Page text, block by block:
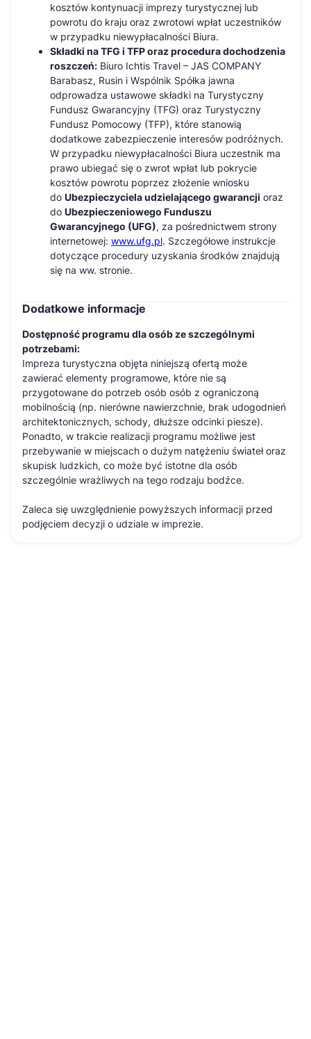
kosztów kontynuacji imprezy turystycznej lub
powrotu do kraju oraz zwrotowi wpłat uczestników
w przypadku niewypłacalności Biura.
Składki na TFG i TFP oraz procedura dochodzenia
roszczeń: Biuro Ichtis Travel – JAS COMPANY
Barabasz, Rusin i Wspólnik Spółka jawna
odprowadza ustawowe składki na Turystyczny
Fundusz Gwarancyjny (TFG) oraz Turystyczny
Fundusz Pomocowy (TFP), które stanowią
dodatkowe zabezpieczenie interesów podróżnych.
W przypadku niewypłacalności Biura uczestnik ma
prawo ubiegać się o zwrot wpłat lub pokrycie
kosztów powrotu poprzez złożenie wniosku
do Ubezpieczyciela udzielającego gwarancji oraz
do Ubezpieczeniowego Funduszu
Gwarancyjnego (UFG), za pośrednictwem strony
internetowej: www.ufg.pl. Szczegółowe instrukcje
dotyczące procedury uzyskania środków znajdują
się na ww. stronie.
Dodatkowe informacje
Dostępność programu dla osób ze szczególnymi
potrzebami:
Impreza turystyczna objęta niniejszą ofertą może
zawierać elementy programowe, które nie są
przygotowane do potrzeb osób osób z ograniczoną
mobilnością (np. nierówne nawierzchnie, brak udogodnień
architektonicznych, schody, dłuższe odcinki piesze).
Ponadto, w trakcie realizacji programu możliwe jest
przebywanie w miejscach o dużym natężeniu świateł oraz
skupisk ludzkich, co może być istotne dla osób
szczególnie wrażliwych na tego rodzaju bodźce.
Zaleca się uwzględnienie powyższych informacji przed
podjęciem decyzji o udziale w imprezie.